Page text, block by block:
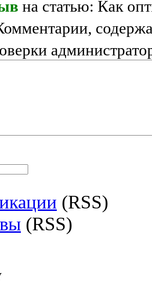
на статью: Как
(RSS)
(RSS)